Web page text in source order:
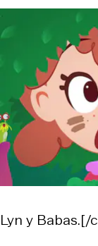
Lyn y Babas.[/